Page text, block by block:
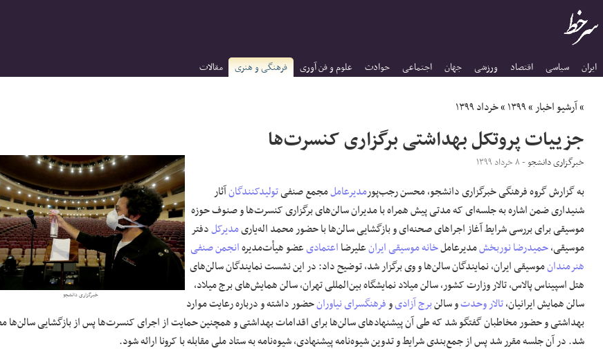
ایران سیاسی اقتصاد ورزشی جهان اجتماعی حوادث علوم و فن آوری فرهنگی و هنری مقالات
»آرشیو اخبار»۱۳۹۹»خرداد ۱۳۹۹
جزییات پروتکل بهداشتی برگزاری کنسرت‌ها
خبرگزاری دانشجو
خبرگزاری دانشجو- ۸ خرداد ۱۳۹۹
به گزارش گروه فرهنگی خبرگزاری دانشجو، محسن رجب‌پورمدیرعاملمجمع صنفیتولیدکنندگانآثار
شنیداری ضمن اشاره به جلسه‌ای که مدتی پیش همراه با مدیران سالن‌های برگزاری کنسرت‌ها وصنوفحوزه
موسیقی برای بررسی شرایط آغاز اجراهای صحنه‌ای و بازگشایی سالن‌ها با حضور محمداله‌یاریمدیرکلدفتر
موسیقی،حمیدرضا نوربخشمدیرعاملخانه موسیقی ایرانعلیرضااعتمادیعضو هیأت‌مدیرهانجمن صنفی
هنرمندانموسیقی ایران، نمایندگان سالن‌ها و وی برگزار شد، توضیح داد: در این نشست نمایندگان سالن‌های
هتلاسپیناسپالاس، تالار وزارت کشور، سالن میلاد نمایشگاه بین‌المللی تهران، سالن همایش‌های برج میلاد،
سالن همایش ایرانیان،تالار وحدتو سالنبرج آزادیوفرهنگسرای نیاورانحضور داشتهو درباره رعایت موارد
بهداشتی و حضور مخاطبان گفتگو شد که طی آن پیشنهادهای سالن‌ها برای اقدامات بهداشتی و همچنین حمایت از اجرای کنسرت‌ها پس از بازگشایی سالن‌ها
شد. در آن جلسه مقرر شد پس از جمع‌بندی شرایط و تدوین شیوه‌نامه پیشنهادی، شیوه‌نامه به ستاد ملی مقابله باکروناارائه شود.